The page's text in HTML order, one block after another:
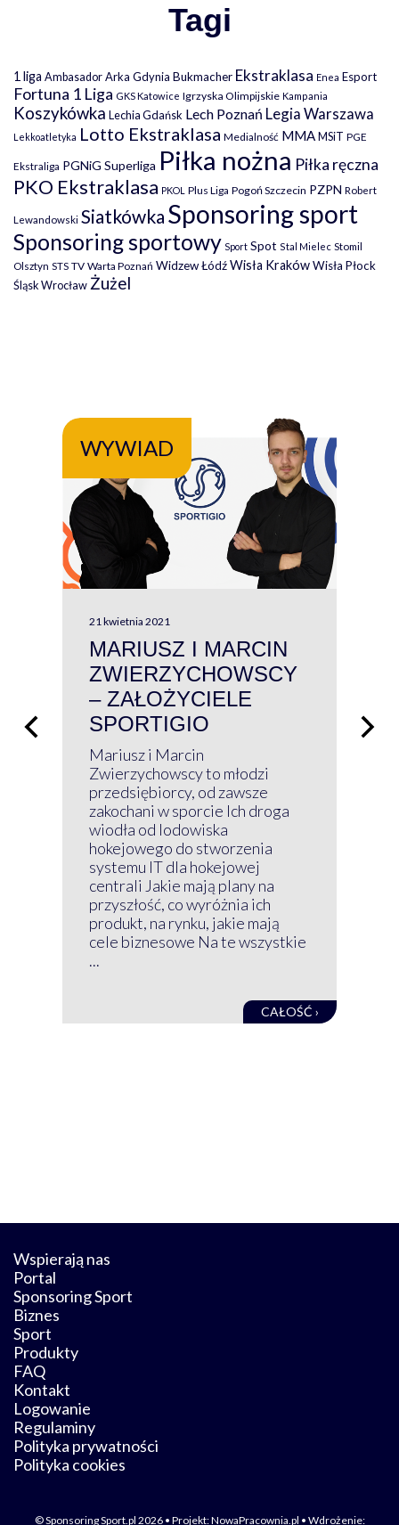
Tagi
1 liga Ambasador Arka Gdynia Bukmacher Ekstraklasa Enea Esport
Fortuna 1 Liga GKS Katowice Igrzyska Olimpijskie Kampania
Koszykówka Lechia Gdańsk Lech Poznań Legia Warszawa
Lekkoatletyka Lotto Ekstraklasa Medialność MMAMSiT PGE
Ekstraliga PGNiG Superliga Piłka nożna Piłka ręczna
PKO Ekstraklasa PKOL Plus Liga Pogoń Szczecin PZPN Robert
Lewandowski Siatkówka Sponsoring sport
Sponsoring sportowy Sport Spot Stal Mielec Stomil
Olsztyn STS TV Warta Poznań Widzew ŁódźWisła KrakówWisła Płock
Śląsk Wrocław Żużel
WYWIAD
21 kwietnia 2021
MARIUSZ I MARCIN
ZWIERZYCHOWSCY
– ZAŁOŻYCIELE
SPORTIGIO
Mariusz i Marcin
Zwierzychowscy to młodzi
przedsiębiorcy, od zawsze
zakochani w sporcie Ich droga
wiodła od lodowiska
hokejowego do stworzenia
systemu IT dla hokejowej
centrali Jakie mają plany na
przyszłość, co wyróżnia ich
produkt, na rynku, jakie mają
cele biznesowe Na te wszystkie
...
CAŁOŚĆ ›
Wspierają nas
Portal
Sponsoring Sport
Biznes
Sport
Produkty
FAQ
Kontakt
Logowanie
Regulaminy
Polityka prywatności
Polityka cookies
© Sponsoring Sport.pl 2026 • Projekt:NowaPracownia.pl • Wdrożenie: